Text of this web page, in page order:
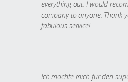
everything out. I would
company to anyone. Thank
fabulous service!
Ich möchte mich für den